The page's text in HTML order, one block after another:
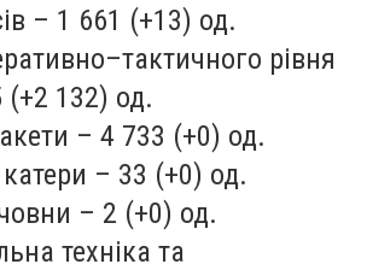
– 1 661 (+13) од.
рівня
(+2 132) од.
– 4 733 (+0) од.
– 33 (+0) од.
– 2 (+0) од.
техніка та